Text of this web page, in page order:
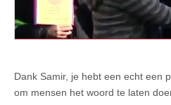
Dank Samir, je hebt een echt een
om mensen het woord te laten